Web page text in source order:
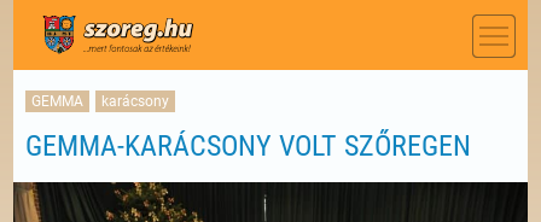
GEMMA karácsony
GEMMA-KARÁCSONY VOLT SZŐREGEN